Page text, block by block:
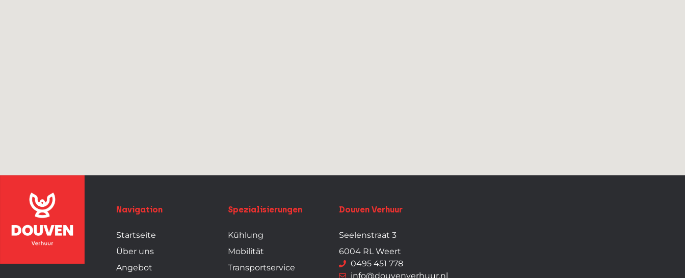
Navigation
Startseite
Über uns
Angebot
Spezialisierungen
Kühlung
Mobilität
Transportservice
Douven Verhuur
Seelenstraat 3
6004 RL Weert
0495 451 778
info@douvenverhuur.nl